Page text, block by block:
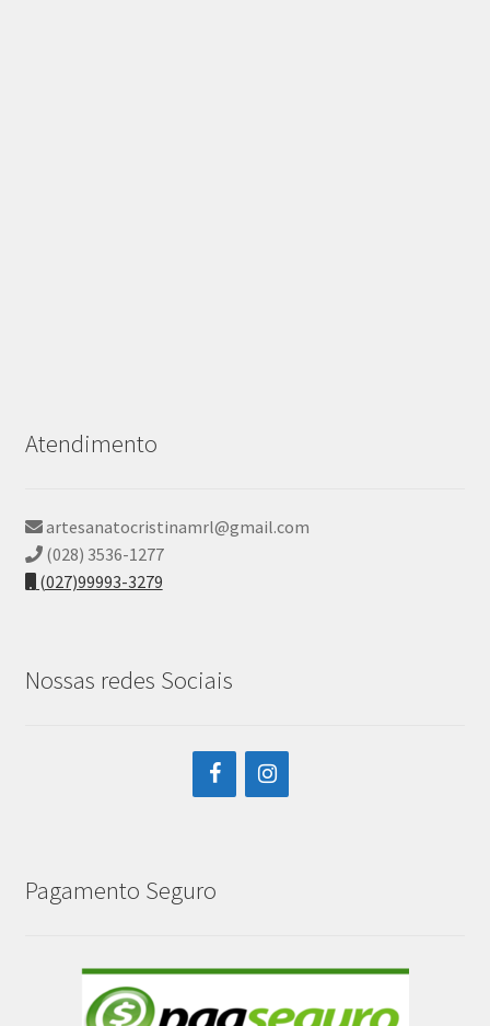
Atendimento
artesanatocristinamrl@gmail.com
(028) 3536-1277
(027)99993-3279
Nossas redes Sociais
Pagamento Seguro